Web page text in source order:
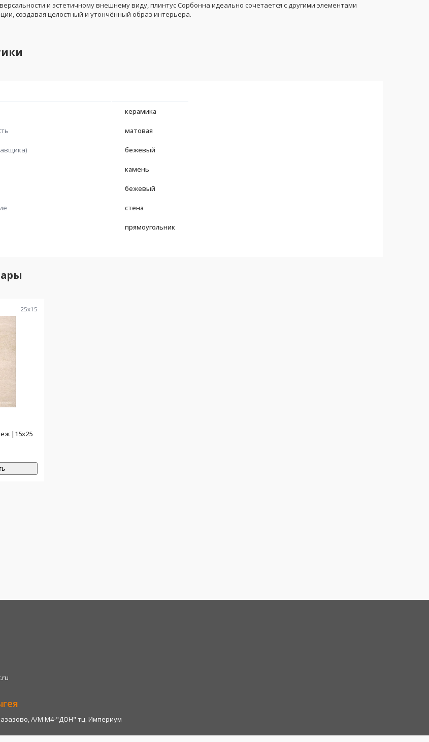
и эстетичному внешнему виду, плинтус Сорбонна идеально сочетается с другими элементами
создавая целостный и утончённый образ интерьера.
керамика
матовая
бежевый
камень
бежевый
стена
прямоугольник
25x15
Плинтус Пантеон беж |15х25
А/М М4-"ДОН" тц. Империум